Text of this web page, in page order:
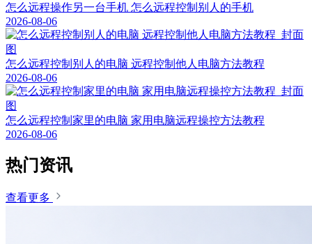
怎么远程操作另一台手机 怎么远程控制别人的手机
2026-08-06
怎么远程控制别人的电脑 远程控制他人电脑方法教程
2026-08-06
怎么远程控制家里的电脑 家用电脑远程操控方法教程
2026-08-06
热门资讯
查看更多